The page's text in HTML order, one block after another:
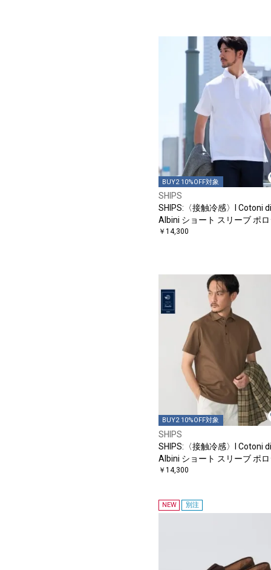
BUY2 10%OFF対象
SHIPS
SHIPS:〈接触冷感〉I Cotoni di
Albini ショート スリーブ ポ
ャツ
￥14,300
BUY2 10%OFF対象
SHIPS
SHIPS:〈接触冷感〉I Cotoni di
Albini ショート スリーブ ポ
ャツ
￥14,300
NEW 別注